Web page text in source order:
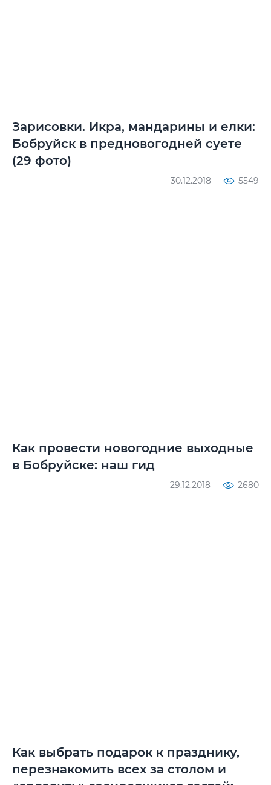
Зарисовки. Икра, мандарины и елки:
Бобруйск в предновогодней суете
(29 фото)
30.12.2018 5549
Как провести новогодние выходные
в Бобруйске: наш гид
29.12.2018 2680
Как выбрать подарок к празднику,
перезнакомить всех за столом и